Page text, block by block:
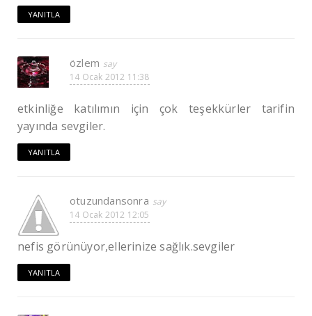
YANITLA
özlem
14 Ocak 2012 11:38
etkinliğe katılımın için çok teşekkürler tarifin
yayında sevgiler.
YANITLA
otuzundansonra
14 Ocak 2012 12:05
nefis görünüyor,ellerinize sağlık.sevgiler
YANITLA